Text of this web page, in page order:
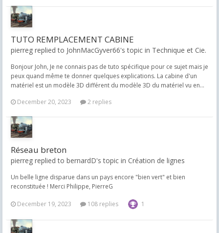
TUTO REMPLACEMENT CABINE
pierreg replied to JohnMacGyver66's topic in Technique et Cie.
Bonjour John, Je ne connais pas de tuto spécifique pour ce sujet mais je
peux quand même te donner quelques explications. La cabine d'un
matériel est un modèle 3D différent du modèle 3D du matériel vu en...
December 20, 2023
2 replies
Réseau breton
pierreg replied to bernardD's topic in Création de lignes
Un belle ligne disparue dans un pays encore "bien vert" et bien
reconstituée ! Merci Philippe, PierreG
December 19, 2023 108 replies 1